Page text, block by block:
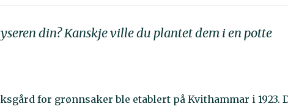
din? Kanskje ville du plantet dem i en potte
for grønnsaker ble etablert på Kvithammar i 1923.